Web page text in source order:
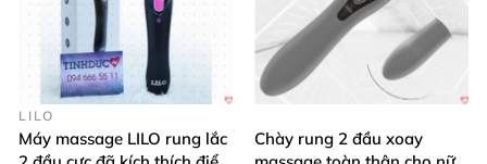
LILO
Máy massage LILO rung lắc
Chày rung 2 đầu xoay